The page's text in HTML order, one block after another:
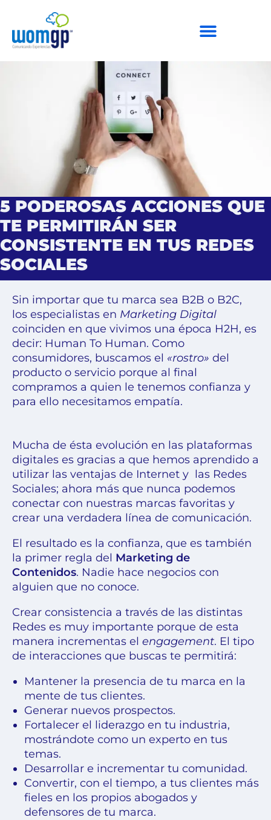
5 PODEROSAS ACCIONES QUE
TE PERMITIRÁN SER
CONSISTENTE EN TUS REDES
SOCIALES
Sin importar que tu marca sea B2B o B2C,
los especialistas en Marketing Digital
coinciden en que vivimos una época H2H, es
decir: Human To Human. Como
consumidores, buscamos el «rostro» del
producto o servicio porque al final
compramos a quien le tenemos confianza y
para ello necesitamos empatía.
Mucha de ésta evolución en las plataformas
digitales es gracias a que hemos aprendido a
utilizar las ventajas de Internet y las Redes
Sociales; ahora más que nunca podemos
conectar con nuestras marcas favoritas y
crear una verdadera línea de comunicación.
El resultado es la confianza, que es también
la primer regla del Marketing de
Contenidos. Nadie hace negocios con
alguien que no conoce.
Crear consistencia a través de las distintas
Redes es muy importante porque de esta
manera incrementas el engagement. El tipo
de interacciones que buscas te permitirá:
Mantener la presencia de tu marca en la
mente de tus clientes.
Generar nuevos prospectos.
Fortalecer el liderazgo en tu industria,
mostrándote como un experto en tus
temas.
Desarrollar e incrementar tu comunidad.
Convertir, con el tiempo, a tus clientes más
fieles en los propios abogados y
defensores de tu marca.